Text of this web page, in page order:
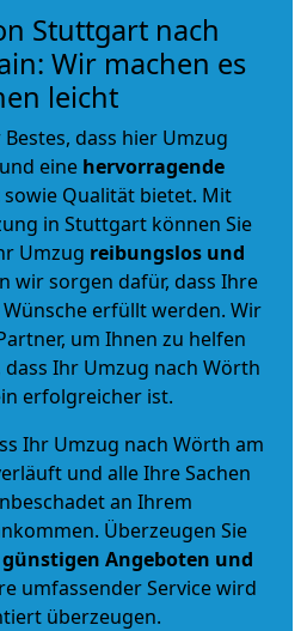
Stuttgart nach
Wir machen es
leicht
dass hier Umzug
und eine hervorragende
sowie Qualität bietet. Mit
in Stuttgart können Sie
Umzug reibungslos und
wir sorgen dafür, dass Ihre
erfüllt werden. Wir
um Ihnen zu helfen
Ihr Umzug nach Wörth
erfolgreicher ist.
Ihr Umzug nach Wörth am
und alle Ihre Sachen
an Ihrem
Überzeugen Sie
günstigen Angeboten und
umfassender Service wird
überzeugen.